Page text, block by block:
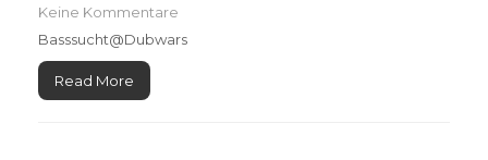
Keine Kommentare
Basssucht@Dubwars
Read More